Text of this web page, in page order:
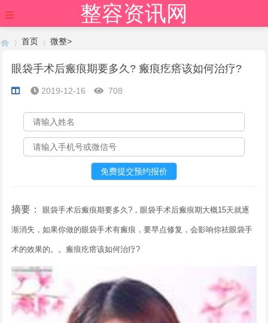
整容资讯网
›
首页
›
微整>
眼袋手术后瘢痕期要多久? 瘢痕疙瘩该如何治疗?
2019-12-16 708
摘要：眼袋手术后瘢痕期要多久?，眼袋手术后瘢痕期大概15天就逐
渐消失，如果你做的眼袋手术有瘢痕，要早点修复，会影响你祛眼袋手
术的效果的。。瘢痕疙瘩该如何治疗?